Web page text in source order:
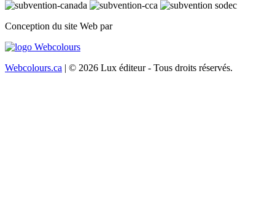
Conception du site Web par
Webcolours.ca | © 2026 Lux éditeur - Tous droits réservés.